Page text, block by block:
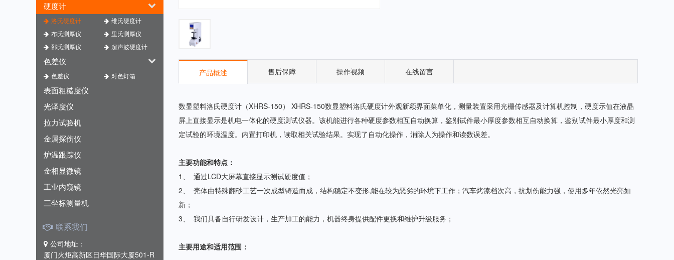
硬度计
洛氏硬度计
维氏硬度计
布氏测厚仪
里氏测厚仪
邵氏测厚仪
超声波硬度计
色差仪
色差仪 对色灯箱
表面粗糙度仪
光泽度仪
拉力试验机
金属探伤仪
炉温跟踪仪
金相显微镜
工业内窥镜
三坐标测量机
联系我们
公司地址：
厦门火炬高新区日华国际大厦501-R
产品概述 售后保障 操作视频 在线留言
数显塑料洛氏硬度计（XHRS-150） XHRS-150数显塑料洛氏硬度计外观新颖界面菜单化，测量装置采用光栅传感器及计算机控制，硬度示值在液晶
屏上直接显示是机电一体化的硬度测试仪器。该机能进行各种硬度参数相互自动换算，鉴别试件最小厚度参数相互自动换算，鉴别试件最小厚度和测
定试验的环境温度。内置打印机，读取相关试验结果。实现了自动化操作，消除人为操作和读数误差。
主要功能和特点：
1、 通过LCD大屏幕直接显示测试硬度值；
2、 壳体由特殊翻砂工艺一次成型铸造而成，结构稳定不变形,能在较为恶劣的环境下工作；汽车烤漆档次高，抗划伤能力强，使用多年依然光亮如
新；
3、 我们具备自行研发设计，生产加工的能力，机器终身提供配件更换和维护升级服务；
主要用途和适用范围：